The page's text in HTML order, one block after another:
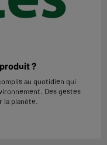
?
au quotidien qui
Des gestes
la planète.